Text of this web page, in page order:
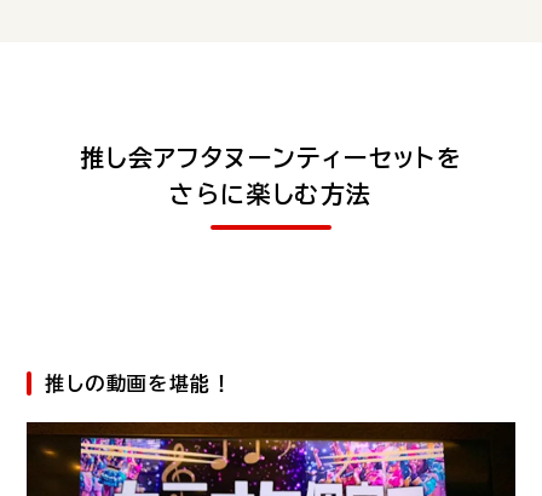
推し会アフタヌーンティーセットを
さらに楽しむ方法
推しの動画を堪能！